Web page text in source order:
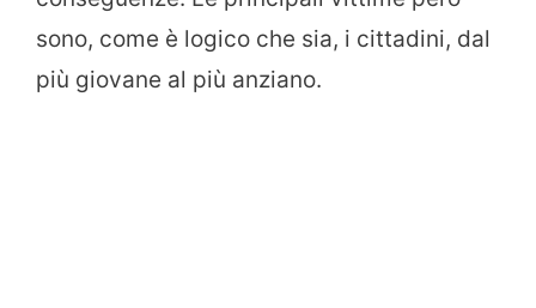
sono, come è logico che sia, i cittadini, dal
più giovane al più anziano.